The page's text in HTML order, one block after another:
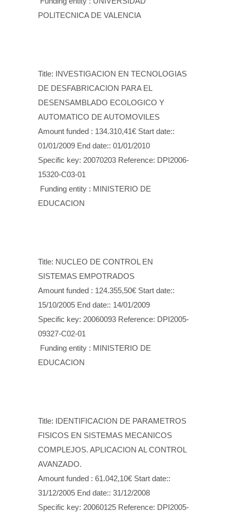
POLITECNICA DE VALENCIA
Title: INVESTIGACION EN TECNOLOGIAS
DE DESFABRICACION PARA EL
DESENSAMBLADO ECOLOGICO Y
AUTOMATICO DE AUTOMOVILES
Amount funded : 134.310,41€ Start date::
01/01/2009 End date:: 01/01/2010
Specific key: 20070203 Reference: DPI2006-
15320-C03-01
Funding entity : MINISTERIO DE
EDUCACION
Title: NUCLEO DE CONTROL EN
SISTEMAS EMPOTRADOS
Amount funded : 124.355,50€ Start date::
15/10/2005 End date:: 14/01/2009
Specific key: 20060093 Reference: DPI2005-
09327-C02-01
Funding entity : MINISTERIO DE
EDUCACION
Title: IDENTIFICACION DE PARAMETROS
FISICOS EN SISTEMAS MECANICOS
COMPLEJOS. APLICACION AL CONTROL
AVANZADO.
Amount funded : 61.042,10€ Start date::
31/12/2005 End date:: 31/12/2008
Specific key: 20060125 Reference: DPI2005-